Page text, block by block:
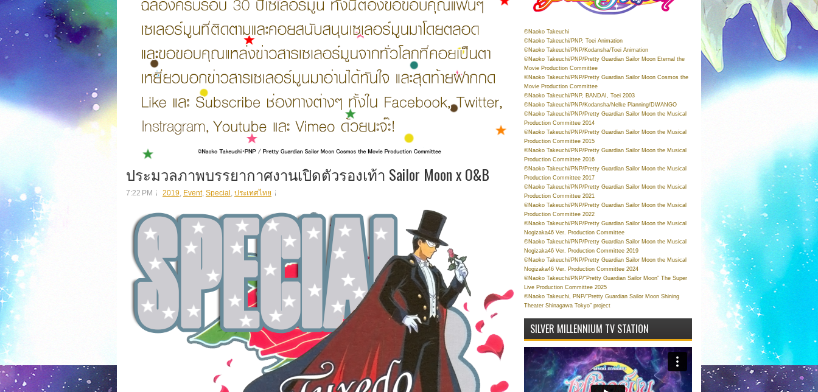
ประมวลภาพบรรยากาศงานเปิดตัวรองเท้า Sailor Moon x O&B
7:22 PM 2019, Event, Special , ประเทศไทย
©Naoko Takeuchi
©Naoko Takeuchi/PNP, Toei Animation
©Naoko Takeuchi/PNP/Kodansha/Toei Animation
©Naoko Takeuchi/PNP/Pretty Guardian Sailor Moon Eternal the
Movie Production Committee
©Naoko Takeuchi/PNP/Pretty Guardian Sailor Moon Cosmos the
Movie Production Committee
©Naoko Takeuchi/PNP, BANDAI, Toei 2003
©Naoko Takeuchi/PNP/Kodansha/Nelke Planning/DWANGO
©Naoko Takeuchi/PNP/Pretty Guardian Sailor Moon the Musical
Production Committee 2014
©Naoko Takeuchi/PNP/Pretty Guardian Sailor Moon the Musical
Production Committee 2015
©Naoko Takeuchi/PNP/Pretty Guardian Sailor Moon the Musical
Production Committee 2016
©Naoko Takeuchi/PNP/Pretty Guardian Sailor Moon the Musical
Production Committee 2017
©Naoko Takeuchi/PNP/Pretty Guardian Sailor Moon the Musical
Production Committee 2021
©Naoko Takeuchi/PNP/Pretty Guardian Sailor Moon the Musical
Production Committee 2022
©Naoko Takeuchi/PNP/Pretty Guardian Sailor Moon the Musical
Nogizaka46 Ver. Production Committee
©Naoko Takeuchi/PNP/Pretty Guardian Sailor Moon the Musical
Nogizaka46 Ver. Production Committee 2019
©Naoko Takeuchi/PNP/Pretty Guardian Sailor Moon the Musical
Nogizaka46 Ver. Production Committee 2024
©Naoko Takeuchi/PNP/“Pretty Guardian Sailor Moon” The Super
Live Production Committee 2025
©Naoko Takeuchi, PNP/“Pretty Guardian Sailor Moon Shining
Theater Shinagawa Tokyo” project
SILVER MILLENNIUM TV STATION